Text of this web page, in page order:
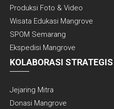
Produksi Foto & Video
Wisata Edukasi Mangrove
SPOM Semarang
Ekspedisi Mangrove
KOLABORASI STRATEGIS
Jejaring Mitra
Donasi Mangrove